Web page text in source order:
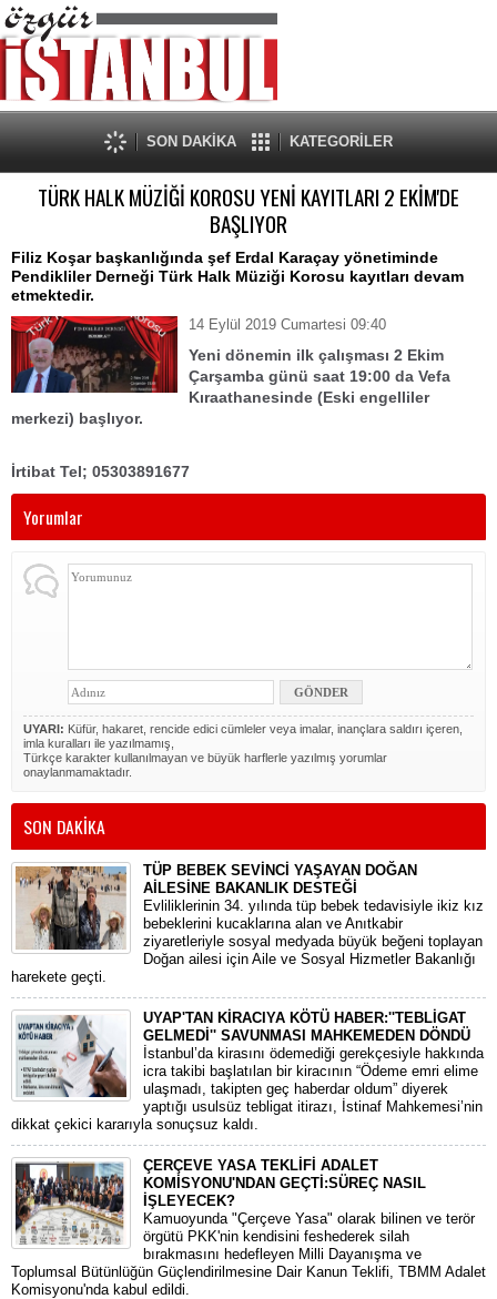
SON DAKİKA KATEGORİLER
TÜRK HALK MÜZİĞİ KOROSU YENİ KAYITLARI 2 EKİM'DE
BAŞLIYOR
Filiz Koşar başkanlığında şef Erdal Karaçay yönetiminde
Pendikliler Derneği Türk Halk Müziği Korosu kayıtları devam
etmektedir.
14 Eylül 2019 Cumartesi 09:40
Yeni dönemin ilk çalışması 2 Ekim
Çarşamba günü saat 19:00 da Vefa
Kıraathanesinde (Eski engelliler
merkezi) başlıyor.
İrtibat Tel; 05303891677
Yorumlar
UYARI: Küfür, hakaret, rencide edici cümleler veya imalar, inançlara saldırı içeren,
imla kuralları ile yazılmamış,
Türkçe karakter kullanılmayan ve büyük harflerle yazılmış yorumlar
onaylanmamaktadır.
SON DAKİKA
TÜP BEBEK SEVİNCİ YAŞAYAN DOĞAN
AİLESİNE BAKANLIK DESTEĞİ
​Evliliklerinin 34. yılında tüp bebek tedavisiyle ikiz kız
bebeklerini kucaklarına alan ve Anıtkabir
ziyaretleriyle sosyal medyada büyük beğeni toplayan
Doğan ailesi için Aile ve Sosyal Hizmetler Bakanlığı
harekete geçti.
UYAP'TAN KİRACIYA KÖTÜ HABER:''TEBLİGAT
GELMEDİ'' SAVUNMASI MAHKEMEDEN DÖNDÜ
​İstanbul’da kirasını ödemediği gerekçesiyle hakkında
icra takibi başlatılan bir kiracının “Ödeme emri elime
ulaşmadı, takipten geç haberdar oldum” diyerek
yaptığı usulsüz tebligat itirazı, İstinaf Mahkemesi’nin
dikkat çekici kararıyla sonuçsuz kaldı.
ÇERÇEVE YASA TEKLİFİ ADALET
KOMİSYONU'NDAN GEÇTİ:SÜREÇ NASIL
İŞLEYECEK?
​Kamuoyunda "Çerçeve Yasa" olarak bilinen ve terör
örgütü PKK'nin kendisini feshederek silah
bırakmasını hedefleyen Milli Dayanışma ve
Toplumsal Bütünlüğün Güçlendirilmesine Dair Kanun Teklifi, TBMM Adalet
Komisyonu'nda kabul edildi.